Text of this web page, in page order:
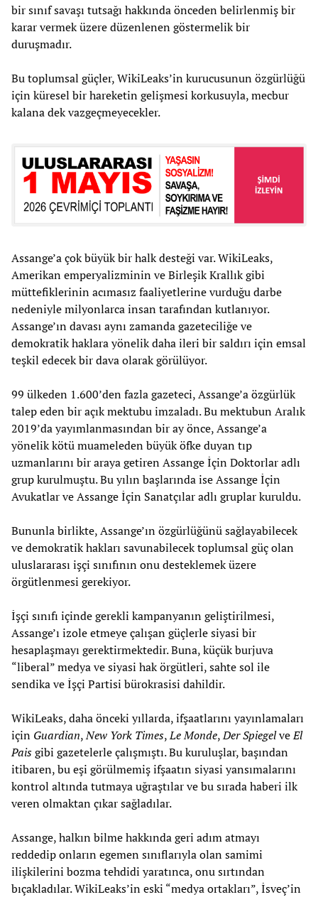
bir sınıf savaşı tutsağı hakkında önceden belirlenmiş bir
karar vermek üzere düzenlenen göstermelik bir
duruşmadır.
Bu toplumsal güçler, WikiLeaks’in kurucusunun özgürlüğü
için küresel bir hareketin gelişmesi korkusuyla, mecbur
kalana dek vazgeçmeyecekler.
Assange’a çok büyük bir halk desteği var. WikiLeaks,
Amerikan emperyalizminin ve Birleşik Krallık gibi
müttefiklerinin acımasız faaliyetlerine vurduğu darbe
nedeniyle milyonlarca insan tarafından kutlanıyor.
Assange’ın davası aynı zamanda gazeteciliğe ve
demokratik haklara yönelik daha ileri bir saldırı için emsal
teşkil edecek bir dava olarak görülüyor.
99 ülkeden 1.600’den fazla gazeteci, Assange’a özgürlük
talep eden bir açık mektubu imzaladı. Bu mektubun Aralık
2019’da yayımlanmasından bir ay önce, Assange’a
yönelik kötü muameleden büyük öfke duyan tıp
uzmanlarını bir araya getiren Assange İçin Doktorlar adlı
grup kurulmuştu. Bu yılın başlarında ise Assange İçin
Avukatlar ve Assange İçin Sanatçılar adlı gruplar kuruldu.
Bununla birlikte, Assange’ın özgürlüğünü sağlayabilecek
ve demokratik hakları savunabilecek toplumsal güç olan
uluslararası işçi sınıfının onu desteklemek üzere
örgütlenmesi gerekiyor.
İşçi sınıfı içinde gerekli kampanyanın geliştirilmesi,
Assange’ı izole etmeye çalışan güçlerle siyasi bir
hesaplaşmayı gerektirmektedir. Buna, küçük burjuva
“liberal” medya ve siyasi hak örgütleri, sahte sol ile
sendika ve İşçi Partisi bürokrasisi dahildir.
WikiLeaks, daha önceki yıllarda, ifşaatlarını yayınlamaları
için Guardian,New York Times,Le Monde,Der SpiegelveEl
Paisgibi gazetelerle çalışmıştı. Bu kuruluşlar, başından
itibaren, bu eşi görülmemiş ifşaatın siyasi yansımalarını
kontrol altında tutmaya uğraştılar ve bu sırada haberi ilk
veren olmaktan çıkar sağladılar.
Assange, halkın bilme hakkında geri adım atmayı
reddedip onların egemen sınıflarıyla olan samimi
ilişkilerini bozma tehdidi yaratınca, onu sırtından
bıçakladılar. WikiLeaks’in eski “medya ortakları”, İsveç’in